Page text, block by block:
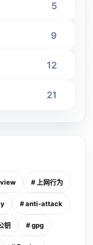
5
9
12
21
# 上网行为
# anti-attack
钥 # gpg